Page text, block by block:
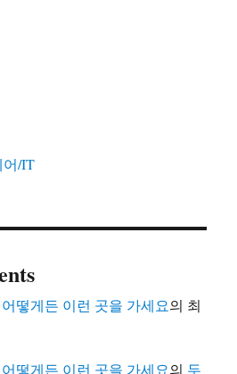
어/IT
떻게든 이런 곳을 가세요의 최
떻게든 이런 곳을 가세요의 두